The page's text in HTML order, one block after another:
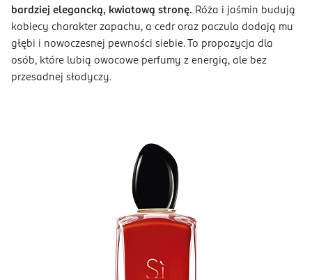
bardziej elegancką, kwiatową stronę. Róża i jaśmin budują
kobiecy charakter zapachu, a cedr oraz paczula dodają mu
głębi i nowoczesnej pewności siebie. To propozycja dla
osób, które lubią owocowe perfumy z energią, ale bez
przesadnej słodyczy.